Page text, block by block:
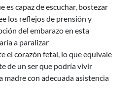
es capaz de escuchar, bostezar
los reflejos de prensión y
del embarazo en esta
a paralizar
el corazón fetal, lo que equivale
de un ser que podría vivir
madre con adecuada asistencia